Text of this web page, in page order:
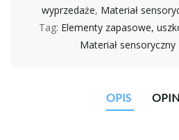
wyprzedaże, Materiał
Tag: Elementy zapasowe,
Materiał
OPIS